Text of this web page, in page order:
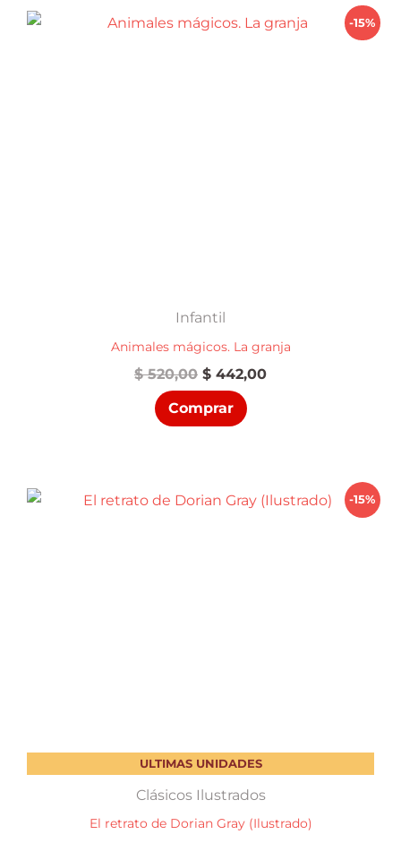
-15%
Infantil
Animales mágicos. La granja
$520,00 El
precio
original
era:
$ 442,00El
Comprar
-15%
ULTIMAS UNIDADES
Clásicos Ilustrados
El retrato de Dorian Gray (Ilustrado)